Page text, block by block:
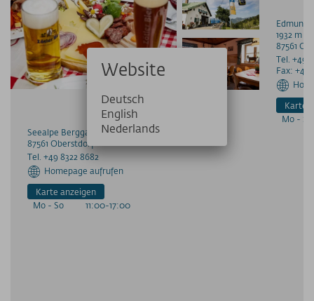
Seealpe Berggasthof
87561 Oberstdorf
Tel. +49 8322 8682
Homepage aufrufen
Karte anzeigen
Mo - So
11:00-17:00
1932 m
87561
Tel. +49
Fax: +49
Karte
Mo -
Website
Deutsch
English
Nederlands